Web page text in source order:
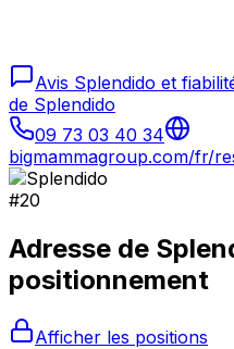
Avis Splendido et
de Splendido
09 73 03 40 34
bigmammagroup.com/fr/
#20
Adresse de
positionnement
Afficher les positions